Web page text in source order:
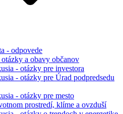
- odpovede
otázky a obavy občanov
- otázky pre investora
- otázky pre Úrad podpredsedu
- otázky pre mesto
prostredí, klíme a ovzduší